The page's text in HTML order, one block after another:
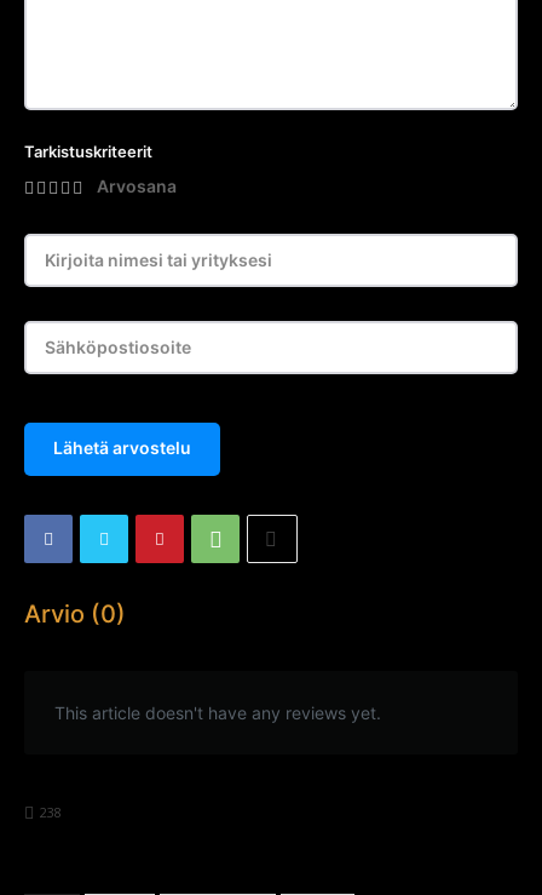
Tarkistuskriteerit
Arvosana
Lähetä arvostelu
Arvio (0)
This article doesn't have any reviews yet.
238